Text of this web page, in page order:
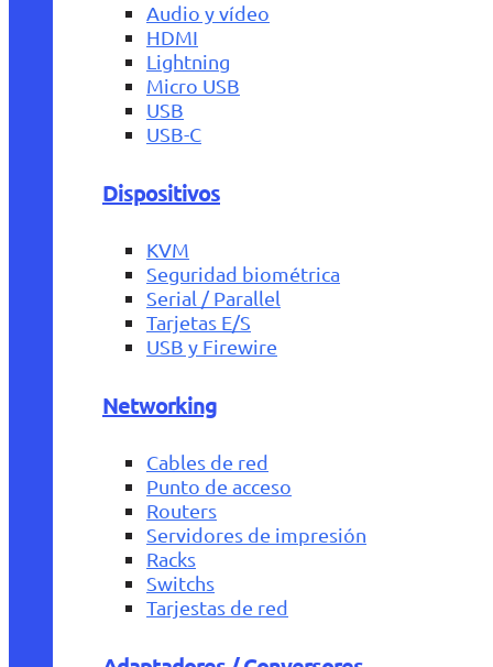
Audio y vídeo
HDMI
Lightning
Micro USB
USB
USB-C
Dispositivos
KVM
Seguridad biométrica
Serial / Parallel
Tarjetas E/S
USB y Firewire
Networking
Cables de red
Punto de acceso
Routers
Servidores de impresión
Racks
Switchs
Tarjestas de red